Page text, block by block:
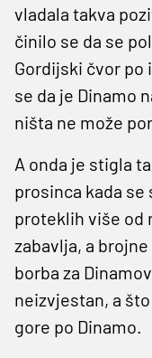
vladala takva
činilo se da se
Gordijski čvor po
se da je Dinamo
ništa ne može
A onda je stigla
prosinca kada se
proteklih više od
zabavlja, a
borba za
neizvjestan, a
gore po Dinamo.